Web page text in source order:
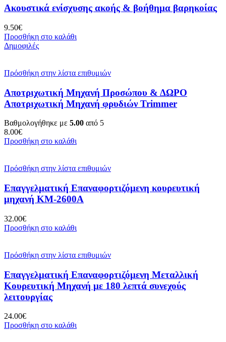
Ακουστικά ενίσχυσης ακοής & βοήθημα βαρηκοίας
9.50€
Προσθήκη στο καλάθι
Δημοφιλές
Πρόσθήκη στην λίστα επιθυμιών
Αποτριχωτική Μηχανή Προσώπου & ΔΩΡΟ
Αποτριχωτική Μηχανή φρυδιών Trimmer
Βαθμολογήθηκε με 5.00 από 5
8.00€
Προσθήκη στο καλάθι
Πρόσθήκη στην λίστα επιθυμιών
Επαγγελματική Eπαναφορτιζόμενη κουρευτική
μηχανή KM-2600A
32.00€
Προσθήκη στο καλάθι
Πρόσθήκη στην λίστα επιθυμιών
Επαγγελματική Eπαναφορτιζόμενη Μεταλλική
Κουρευτική Μηχανή με 180 λεπτά συνεχούς
λειτουργίας
24.00€
Προσθήκη στο καλάθι